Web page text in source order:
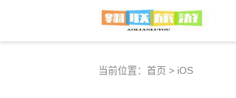
当前位置： 首页 > iOS